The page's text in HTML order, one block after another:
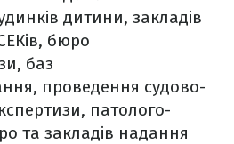
дитини, закладів
бюро
баз
проведення судово-
патолого-
та закладів надання